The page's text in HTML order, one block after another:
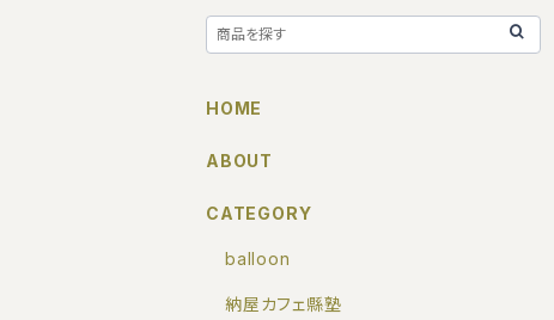
HOME
ABOUT
CATEGORY
balloon
納屋カフェ縣塾